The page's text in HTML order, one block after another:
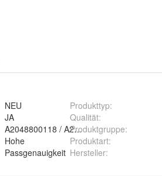
NEU
JA
A2048800118 / A2048801318
Hohe
Passgenauigkeit
Produkttyp:
Qualität:
Produktgruppe:
Produktart:
Hersteller: